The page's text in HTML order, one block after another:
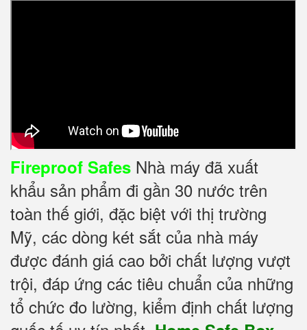
Fireproof Safes Nhà máy đã xuất
khẩu sản phẩm đi gần 30 nước trên
toàn thế giới, đặc biệt với thị trường
Mỹ, các dòng két sắt của nhà máy
được đánh giá cao bởi chất lượng vượt
trội, đáp ứng các tiêu chuẩn của những
tổ chức đo lường, kiểm định chất lượng